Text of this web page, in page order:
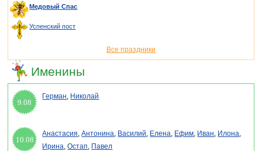
Медовый Спас
Успенский пост
Все праздники
Именины
9.08
Герман, Николай
10.08
Анастасия,Антонина, Василий, Елена, Ефим, Иван, Илона,
Ирина,Остап, Павел